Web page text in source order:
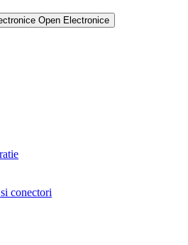
Open Electronice
conectori